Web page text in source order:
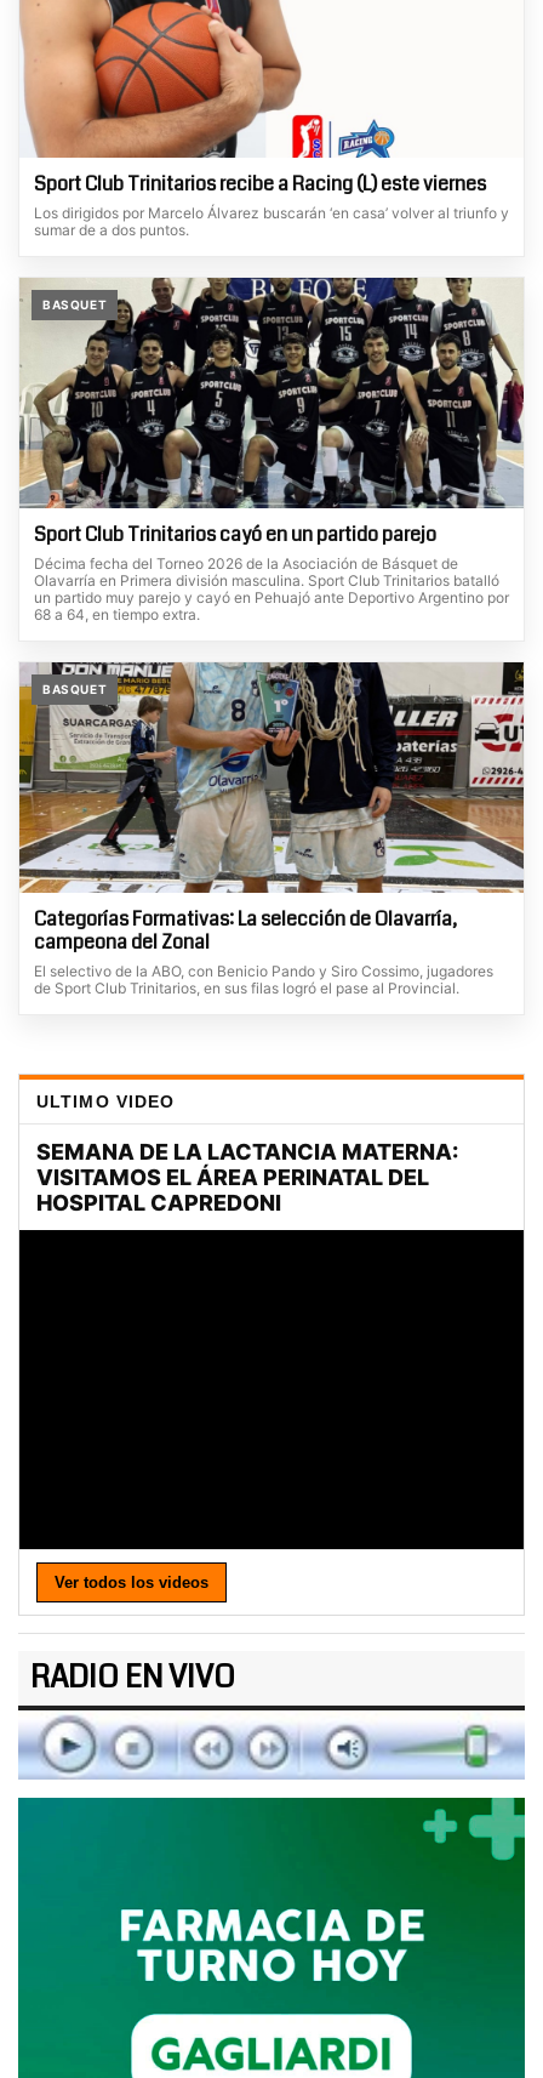
Sport Club Trinitarios recibe a Racing (L) este viernes
Los dirigidos por Marcelo Álvarez buscarán ‘en casa’ volver al triunfo y
sumar de a dos puntos.
BASQUET
Sport Club Trinitarios cayó en un partido parejo
Décima fecha del Torneo 2026 de la Asociación de Básquet de
Olavarría en Primera división masculina. Sport Club Trinitarios batalló
un partido muy parejo y cayó en Pehuajó ante Deportivo Argentino por
68 a 64, en tiempo extra.
BASQUET
Categorías Formativas: La selección de Olavarría,
campeona del Zonal
El selectivo de la ABO, con Benicio Pando y Siro Cossimo, jugadores
de Sport Club Trinitarios, en sus filas logró el pase al Provincial.
ULTIMO VIDEO
Ver todos los videos
RADIO EN VIVO